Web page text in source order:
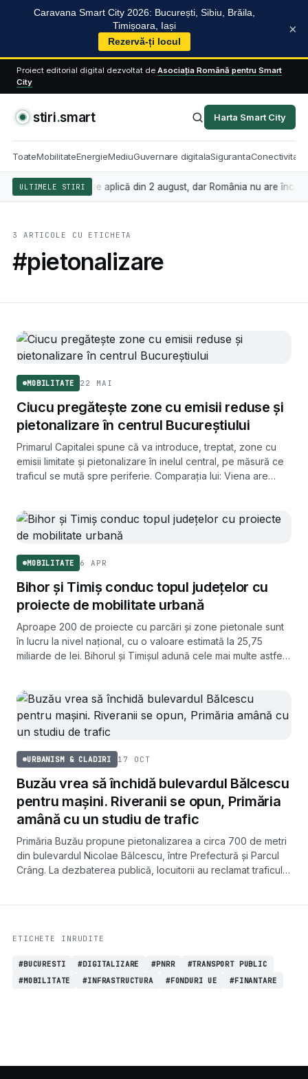
Caravana Smart City 2026: București, Sibiu, Brăila,
Timișoara, Iași
Rezervă-ți locul
×
Proiect editorial digital dezvoltat de Asociația Română pentru Smart
City
stiri.smart Harta Smart City
ToateMobilitateEnergieMediuGuvernare digitalaSigurantaConectivitate
ULTIMELE STIRI
artificială se aplică din 2 august, dar România nu are încă
3 ARTICOLE CU ETICHETA
#pietonalizare
MOBILITATE 22 MAI
Ciucu pregătește zone cu emisii reduse și
pietonalizare în centrul Bucureștiului
Primarul Capitalei spune că va introduce, treptat, zone cu
emisii limitate și pietonalizare în inelul central, pe măsură ce
traficul se mută spre periferie. Comparația lui: Viena are
MOBILITATE 6 APR
Bihor și Timiș conduc topul județelor cu
proiecte de mobilitate urbană
Aproape 200 de proiecte cu parcări și zone pietonale sunt
în lucru la nivel național, cu o valoare estimată la 25,75
miliarde de lei. Bihorul și Timișul adună cele mai multe astfel
URBANISM & CLADIRI 17 OCT
Buzău vrea să închidă bulevardul Bălcescu
pentru mașini. Riveranii se opun, Primăria
amână cu un studiu de trafic
Primăria Buzău propune pietonalizarea a circa 700 de metri
din bulevardul Nicolae Bălcescu, între Prefectură și Parcul
Crâng. La dezbaterea publică, locuitorii au reclamat traficul
ETICHETE INRUDITE
#BUCURESTI #DIGITALIZARE #PNRR
#TRANSPORT PUBLIC
#MOBILITATE
#INFRASTRUCTURA #FONDURI UE #FINANTARE